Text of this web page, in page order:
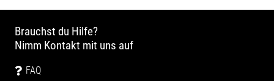
Brauchst du Hilfe?
Nimm Kontakt mit uns auf
FAQ